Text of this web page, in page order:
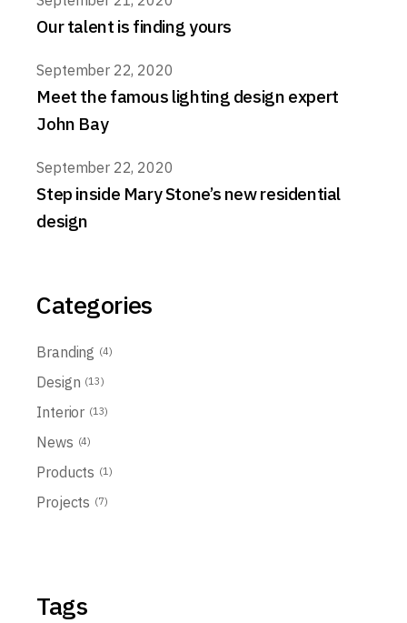
Our talent is finding yours
September 22, 2020
Meet the famous lighting design expert
John Bay
September 22, 2020
Step inside Mary Stone’s new residential
design
Categories
Branding (4)
Design (13)
Interior (13)
News (4)
Products (1)
Projects (7)
Tags